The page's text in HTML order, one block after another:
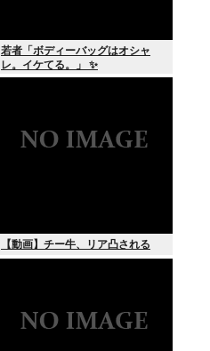
若者「ボディーバッグはオシャ
レ。イケてる。」 ✨
【動画】チー牛、リア凸される